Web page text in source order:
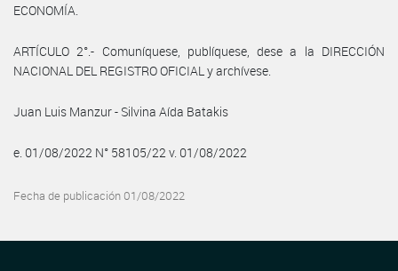
ECONOMÍA.
ARTÍCULO 2°.- Comuníquese, publíquese, dese a la DIRECCIÓN
NACIONAL DEL REGISTRO OFICIAL y archívese.
Juan Luis Manzur - Silvina Aída Batakis
e. 01/08/2022 N° 58105/22 v. 01/08/2022
Fecha de publicación 01/08/2022